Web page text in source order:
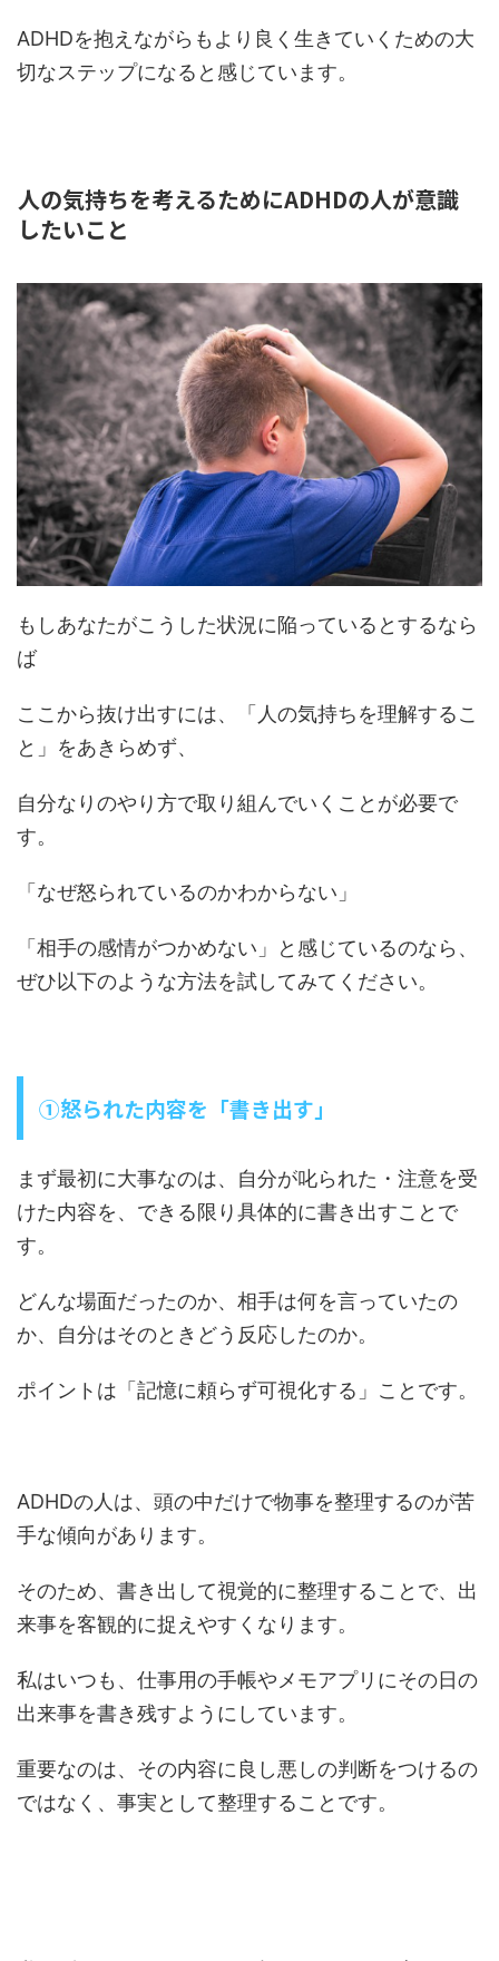
ADHDを抱えながらもより良く生きていくための大
切なステップになると感じています。
人の気持ちを考えるためにADHDの人が意識
したいこと
もしあなたがこうした状況に陥っているとするなら
ば
ここから抜け出すには、「人の気持ちを理解するこ
と」をあきらめず、
自分なりのやり方で取り組んでいくことが必要で
す。
「なぜ怒られているのかわからない」
「相手の感情がつかめない」と感じているのなら、
ぜひ以下のような方法を試してみてください。
①怒られた内容を「書き出す」
まず最初に大事なのは、自分が叱られた・注意を受
けた内容を、できる限り具体的に書き出すことで
す。
どんな場面だったのか、相手は何を言っていたの
か、自分はそのときどう反応したのか。
ポイントは「記憶に頼らず可視化する」ことです。
ADHDの人は、頭の中だけで物事を整理するのが苦
手な傾向があります。
そのため、書き出して視覚的に整理することで、出
来事を客観的に捉えやすくなります。
私はいつも、仕事用の手帳やメモアプリにその日の
出来事を書き残すようにしています。
重要なのは、その内容に良し悪しの判断をつけるの
ではなく、事実として整理することです。